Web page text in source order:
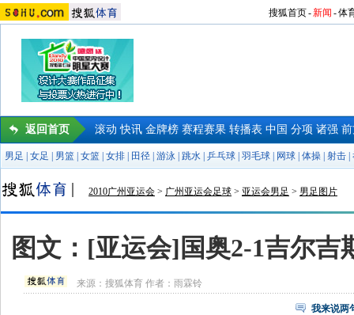
搜狐首页-新闻 -体
返回首页 滚动 快讯 金牌榜 赛程赛果 转播表 中国 分项 诸强
男足 女足 男篮 女篮 女排 田径 游泳 跳水 乒乓球 羽毛球 网球 体操 射击
2010广州亚运会 > 广州亚运会足球 > 亚运会男足 > 男足图片
图文：[亚运会]国奥2-1吉尔吉
来源：搜狐体育 作者：雨霖铃
我来说两